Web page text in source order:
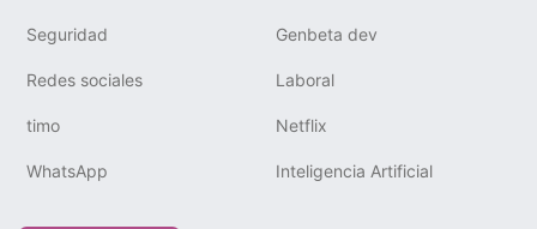
Seguridad Genbeta dev
Redes sociales Laboral
timo Netflix
WhatsApp Inteligencia Artificial